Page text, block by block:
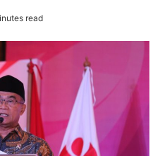
read